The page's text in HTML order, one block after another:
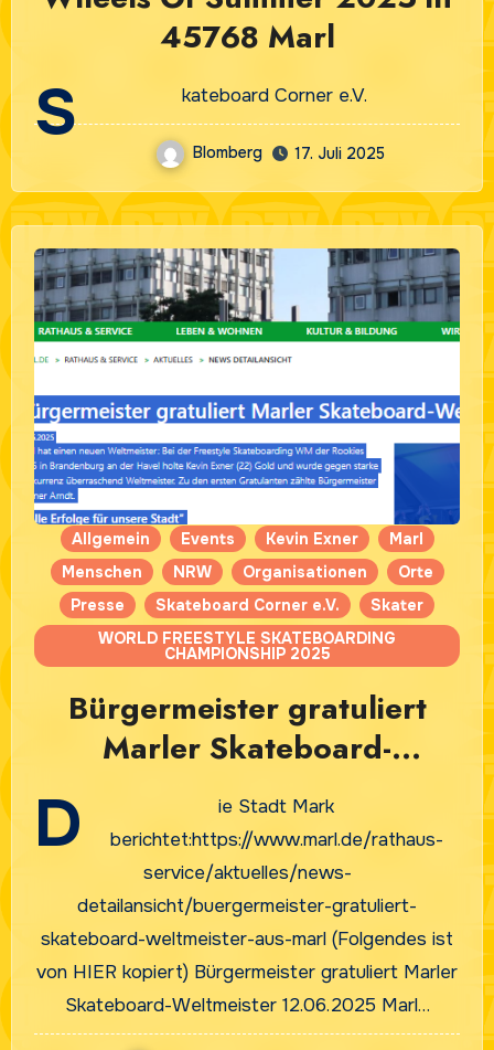
45768 Marl
S kateboard Corner e.V.
Blomberg 17. Juli 2025
Allgemein Events Kevin Exner
Marl
Menschen
NRW Organisationen
Orte
Presse
Skateboard Corner e.V.
Skater
WORLD FREESTYLE SKATEBOARDING
CHAMPIONSHIP 2025
Bürgermeister gratuliert
Marler Skateboard-
Weltmeister, Kevin Exner
D
ie Stadt Mark
berichtet:https://www.marl.de/rathaus-
service/aktuelles/news-
detailansicht/buergermeister-gratuliert-
skateboard-weltmeister-aus-marl (Folgendes ist
von HIER kopiert) Bürgermeister gratuliert Marler
Skateboard-Weltmeister 12.06.2025 Marl…